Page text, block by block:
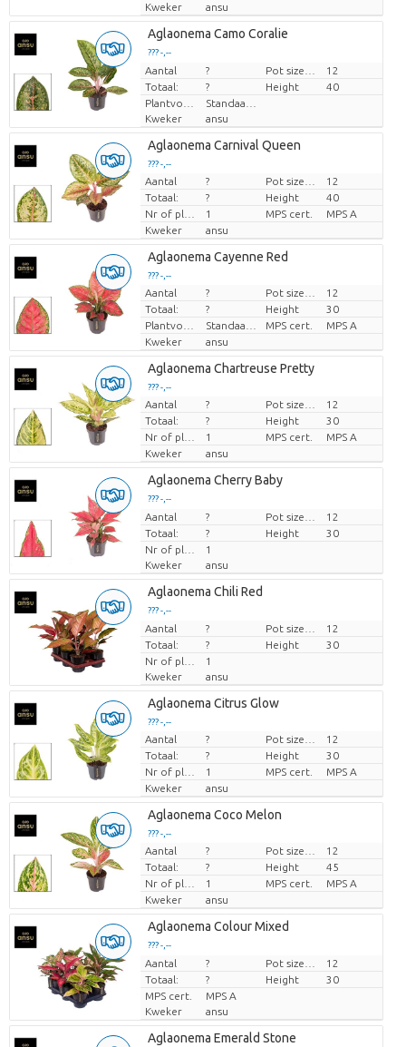
Kweker
ansu
Aglaonema Camo Coralie
??? -,--
Prijs per stuk
Aantal ?
12
Totaal:
? Height
40
Kweker
ansu
Aglaonema Carnival Queen
??? -,--
Prijs per stuk
Aantal ?
12
Totaal:
? Height
40
1 MPS cert.
MPS A
Kweker
ansu
Aglaonema Cayenne Red
??? -,--
Prijs per stuk
Aantal ?
12
Totaal:
? Height
30
MPS cert.
MPS A
Kweker
ansu
Aglaonema Chartreuse Pretty
??? -,--
Prijs per stuk
Aantal ?
12
Totaal:
? Height
30
1 MPS cert.
MPS A
Kweker
ansu
Aglaonema Cherry Baby
??? -,--
Prijs per stuk
Aantal ?
12
Totaal:
? Height
30
1
Kweker
ansu
Aglaonema Chili Red
??? -,--
Prijs per stuk
Aantal ?
12
Totaal:
? Height
30
1
Kweker
ansu
Aglaonema Citrus Glow
??? -,--
Prijs per stuk
Aantal ?
12
Totaal:
? Height
30
1 MPS cert.
MPS A
Kweker
ansu
Aglaonema Coco Melon
??? -,--
Prijs per stuk
Aantal ?
12
Totaal:
? Height
45
1 MPS cert.
MPS A
Kweker
ansu
Aglaonema Colour Mixed
??? -,--
Prijs per stuk
Aantal ?
12
Totaal:
? Height
30
MPS cert.
MPS A
Kweker
ansu
Aglaonema Emerald Stone